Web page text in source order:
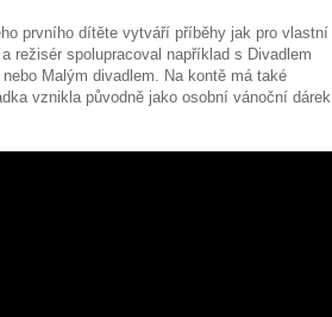
prvního dítěte vytváří příběhy jak pro vlastní
režisér spolupracoval například s Divadlem
Malým divadlem. Na kontě má také
vznikla původně jako osobní vánoční dárek